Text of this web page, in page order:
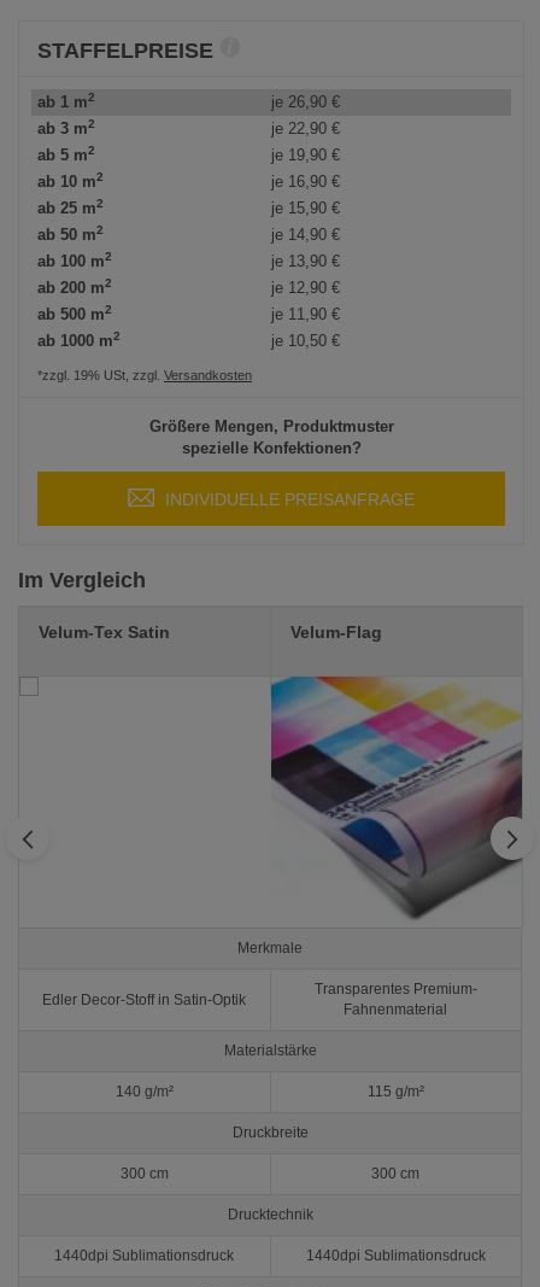
STAFFELPREISE
ab 1 m2 je26,90 €
ab 3 m2 je22,90 €
ab 5 m2 je 19,90 €
ab 10 m2 je 16,90 €
ab 25 m2 je 15,90 €
ab 50 m2 je 14,90 €
ab 100 m2 je 13,90 €
ab 200 m2 je 12,90 €
ab 500 m2 je 11,90 €
ab 1000 m2 je 10,50 €
*zzgl. 19% USt, zzgl. Versandkosten
Größere Mengen, Produktmuster
spezielle Konfektionen?
INDIVIDUELLE PREISANFRAGE
Im Vergleich
Velum-Tex Satin Velum-Flag
Merkmale
Edler Decor-Stoff in Satin-Optik
Transparentes Premium-
Fahnenmaterial
Materialstärke
140 g/m² 115 g/m²
Druckbreite
300 cm 300 cm
Drucktechnik
1440dpi Sublimationsdruck 1440dpi Sublimationsdruck